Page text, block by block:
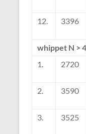
12. 3396
whippet N >
1.
2720
2. 3590
3. 3525